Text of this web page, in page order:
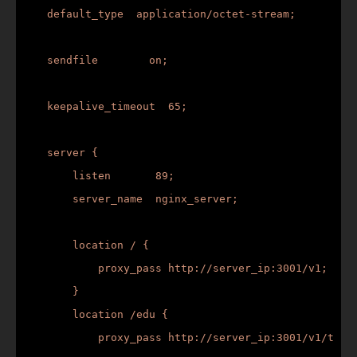
default_type  application/octet-stream;
sendfile        on;
keepalive_timeout  65;
server {
listen       89;
server_name  nginx_server;
location / {
proxy_pass http://server_ip:3001/v1;
}
location /edu {
proxy_pass http://server_ip:3001/v1/t